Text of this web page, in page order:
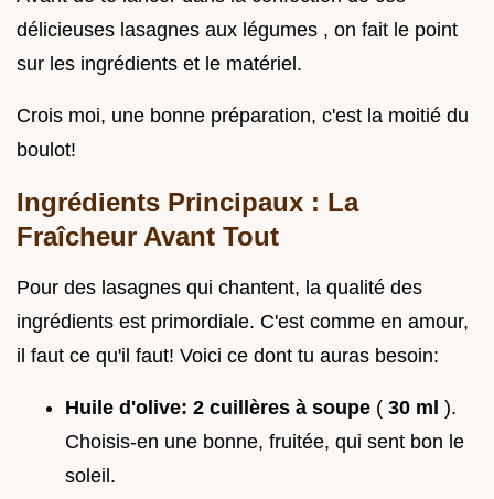
délicieuses lasagnes aux légumes , on fait le point
sur les ingrédients et le matériel.
Crois moi, une bonne préparation, c'est la moitié du
boulot!
Ingrédients Principaux : La
Fraîcheur Avant Tout
Pour des lasagnes qui chantent, la qualité des
ingrédients est primordiale. C'est comme en amour,
il faut ce qu'il faut! Voici ce dont tu auras besoin:
Huile d'olive: 2 cuillères à soupe ( 30 ml ).
Choisis-en une bonne, fruitée, qui sent bon le
soleil.